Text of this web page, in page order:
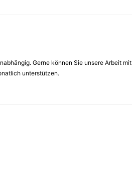
Gerne können Sie unsere Arbeit mit
unterstützen.